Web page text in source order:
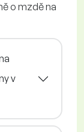
o mzdě na
v